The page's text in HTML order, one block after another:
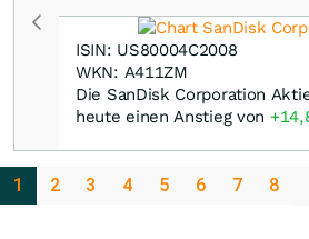
ISIN: US80004C2008
WKN: A411ZM
Die SanDisk Corporation
heute einen Anstieg von
1 2 3 4 5 6 7 8